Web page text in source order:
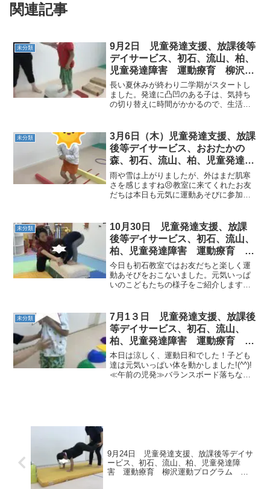
関連記事
未分類
9月2日 児童発達支援、放課後等
デイサービス、初石、流山、柏、
児童発達障害 運動療育 柳沢運
動プログラム こども発達気にな
る 発達障害 放
長い夏休みが終わり二学期がスタートし
ました。発達に凸凹のある子は、気持ち
の切り替えに時間がかかるので、生活リ
ります。あまり心配しすぎず、様子をみ
ましょう。運動会などのイ...
未分類
3月6日（木）児童発達支援、放課
後等デイサービス、おおたかの
森、初石、流山、柏、児童発達ラ
ム こども障害 運動療育 柳沢
運動プログ発達気になる 発達障
害 放デイ 自閉症 ADHD ア
雨や雪は上がりましたが、外はまだ肌寒
さを感じますね😣教室に来てくれたお友
だちは本日も元気に運動あそびに参加し
ャンプしようと頑張っています🌟障害物
も軽々と超えることがで...
未分類
10月30日 児童発達支援、放課
後等デイサービス、初石、流山、
柏、児童発達障害 運動療育 柳
沢運動プログラム こども発達気
になる 発達障害 放デイ 自閉
症 学習障害 LD ADHD アスペ
今日も初石教室ではお友だちと楽しく運
動あそびをおこないました。元気いっぱ
いのこどもたちの様子をご紹介します。
未分類
7月1３日 児童発達支援、放課後
等デイサービス、初石、流山、
柏、児童発達障害 運動療育 柳
沢運動プログラム こども発達気
になる 発達障害 放デ
本日は涼しく、運動日和でした！子ども
達は元気いっぱい体を動かしました!(^^)!
≪午前の児発≫バランスボード落ちない
9月24日 児童発達支援、放課後等デイサ
ービス、初石、流山、柏、児童発達障
害 運動療育 柳沢運動プログラム こ